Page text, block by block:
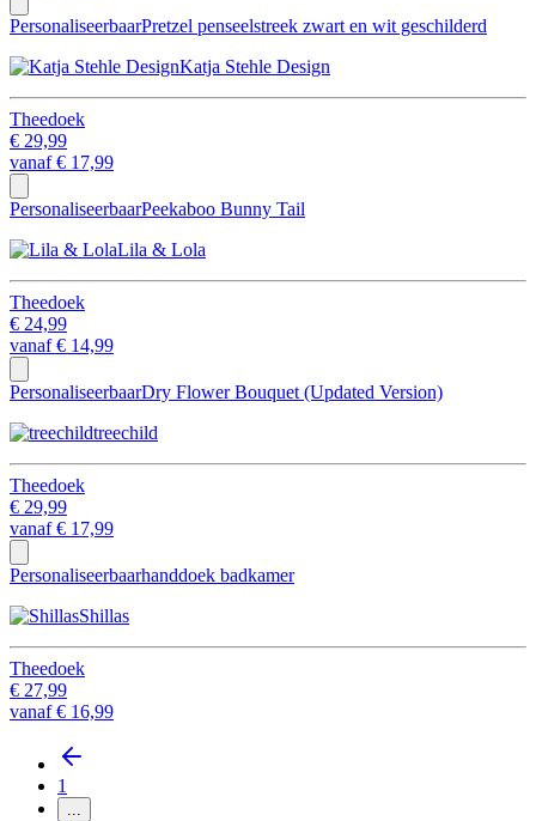
PersonaliseerbaarPretzel penseelstreek zwart en wit geschilderd
Katja Stehle Design
Theedoek
€ 29,99
vanaf€ 17,99
PersonaliseerbaarPeekaboo Bunny Tail
Lila & Lola
Theedoek
€ 24,99
vanaf€ 14,99
PersonaliseerbaarDry Flower Bouquet (Updated Version)
treechild
Theedoek
€ 29,99
vanaf€ 17,99
Personaliseerbaarhanddoek badkamer
Shillas
Theedoek
€ 27,99
vanaf€ 16,99
1
...